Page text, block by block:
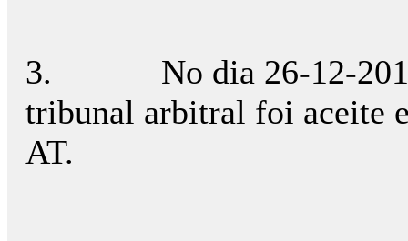
3.
No dia 26-12-
tribunal arbitral foi aceite
AT.